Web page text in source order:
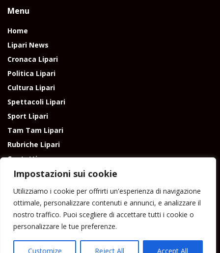
Impostazioni sui cookie
Utilizziamo i cookie per offrirti un'esperienza di navigazione
ottimale, personalizzare contenuti e annunci, e analizzare il
nostro traffico. Puoi scegliere di accettare tutti i cookie o
personalizzare le tue preferenze.
Customize Reject All Accept All
Menu
Home
Lipari News
Cronaca Lipari
Politica Lipari
Cultura Lipari
Spettacoli Lipari
Sport Lipari
Tam Tam Lipari
Rubriche Lipari
Contatti
Direttore responsabile: Peppe Paino - Eolmedia, via Zinzolo, 20 - 980555 -
Lipari (Me) - Tel. 3924544698 e-mail: giornaledilipari@gmail.com -
peppepaino1@gmail.com Testata registrata al Tribunale di Barcellona